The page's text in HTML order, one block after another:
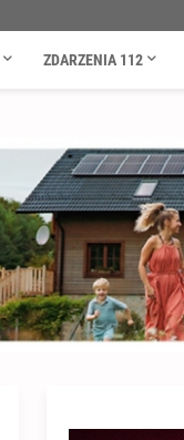
ZDARZENIA 112